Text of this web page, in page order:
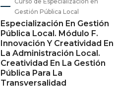
Gestión Pública Local
Especialización En Gestión
Pública Local. Módulo F.
Innovación Y Creatividad En
La Administración Local.
Creatividad En La Gestión
Pública Para La
Transversalidad